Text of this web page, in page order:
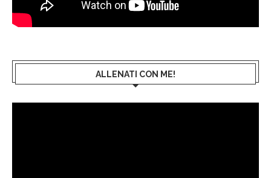
ALLENATI CON ME!